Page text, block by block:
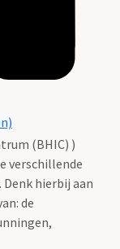
(BHIC) )
verschillende
hierbij aan
de